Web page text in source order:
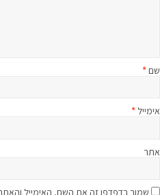
שם*
אימייל *
אתר
שמור בדפדפן זה את השם, האימייל